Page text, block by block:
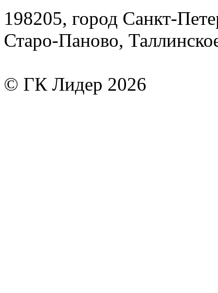
198205, город Санкт-
Старо-Паново,
© ГК Лидер 2026